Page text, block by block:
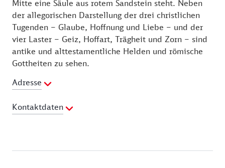
Mitte eine Säule aus rotem Sandstein steht. Neben
der allegorischen Darstellung der drei christlichen
Tugenden – Glaube, Hoffnung und Liebe – und der
vier Laster – Geiz, Hoffart, Trägheit und Zorn – sind
antike und alttestamentliche Helden und römische
Gottheiten zu sehen.
Adresse
Kontaktdaten